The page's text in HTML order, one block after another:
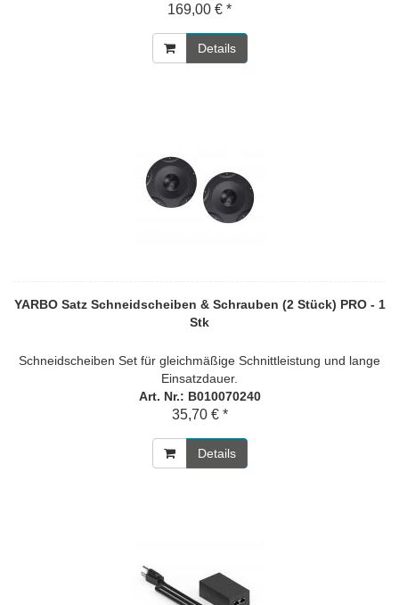
169,00 € *
Details
YARBO Satz Schneidscheiben & Schrauben (2 Stück) PRO - 1
Stk
Schneidscheiben Set für gleichmäßige Schnittleistung und lange
Einsatzdauer.
Art. Nr.: B010070240
35,70 € *
Details